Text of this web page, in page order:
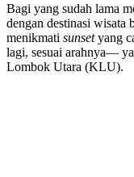
Bagi yang sudah lama
dengan destinasi wisata
menikmati sunsetyang
lagi, sesuai arahnya—
Lombok Utara (KLU).